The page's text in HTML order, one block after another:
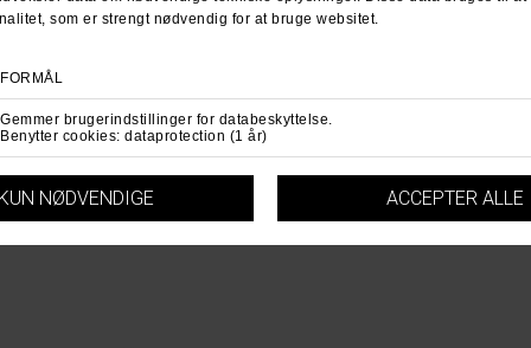
REAL
Real Busenitz Skateboard
DKK 599,- DKK 399,-
REAL
Real Huf Holographic Skateboard
DKK 649,-